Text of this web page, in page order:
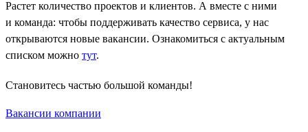
Растет количество проектов и клиентов. А вместе с ними
и команда: чтобы поддерживать качество сервиса, у нас
открываются новые вакансии. Ознакомиться с актуальным
списком можно тут.
Становитесь частью большой команды!
Вакансии компании